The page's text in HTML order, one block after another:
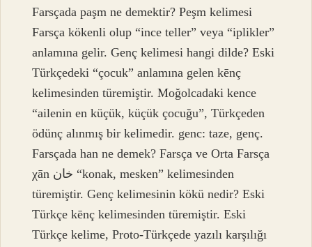
Farsçada paşm ne demektir? Peşm kelimesi
Farsça kökenli olup “ince teller” veya “iplikler”
anlamına gelir. Genç kelimesi hangi dilde? Eski
Türkçedeki “çocuk” anlamına gelen kēnç
kelimesinden türemiştir. Moğolcadaki kence
“ailenin en küçük, küçük çocuğu”, Türkçeden
ödünç alınmış bir kelimedir. genc: taze, genç.
Farsçada han ne demek? Farsça ve Orta Farsça
χān خان “konak, mesken” kelimesinden
türemiştir. Genç kelimesinin kökü nedir? Eski
Türkçe kēnç kelimesinden türemiştir. Eski
Türkçe kelime, Proto-Türkçede yazılı karşılığı